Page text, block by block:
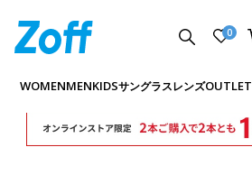
0
WOMENMENKIDSサングラスレンズOUTLET
商品詳細ページへ